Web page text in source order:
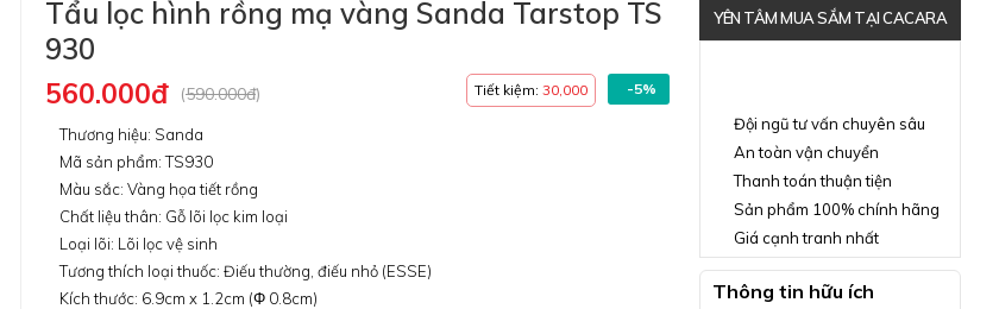
Tẩu lọc hình rồng mạ vàng Sanda Tarstop TS
930
-5%
Tiết kiệm: 30,000
560.000đ (590.000đ)
Thương hiệu: Sanda
Mã sản phẩm: TS930
Màu sắc: Vàng họa tiết rồng
Chất liệu thân: Gỗ lõi lọc kim loại
Loại lõi: Lõi lọc vệ sinh
Tương thích loại thuốc: Điếu thường, điếu nhỏ (ESSE)
Kích thước: 6.9cm x 1.2cm (Φ 0.8cm)
YÊN TÂM MUA SẮM TẠI CACARA
Đã thông báo Bộ Công Thương
Đội ngũ tư vấn chuyên sâu
An toàn vận chuyển
Thanh toán thuận tiện
Sản phẩm 100% chính hãng
Giá cạnh tranh nhất
Thông tin hữu ích